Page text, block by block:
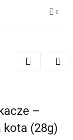
–
kota (28g)